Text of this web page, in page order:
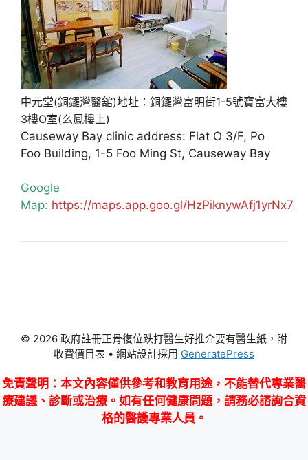
中元堂(銅鑼灣醫舘)地址：銅鑼灣富明街1-5號寶富大樓
3樓O室(么鳳樓上)
Causeway Bay clinic address: Flat O 3/F, Po
Foo Building, 1-5 Foo Ming St, Causeway Bay
Google
Map: https://maps.app.goo.gl/HzPiknywAfj1yrNx7
© 2026 政府註冊正骨復位跌打醫生好推介要有醫生紙，附
收費價目表 • 網站設計採用 GeneratePress
免責聲明 ：本文內容僅供參考和教育用途，不能替代專業醫
療建議、診斷或治療。如有任何健康問題，請務必諮詢合資
格的醫護專業人員。